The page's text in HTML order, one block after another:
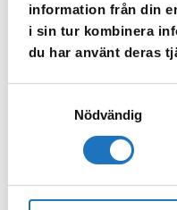
information från din
i sin tur kombinera
du har använt deras
Nödvändig
TILLBAKA
Anmäl